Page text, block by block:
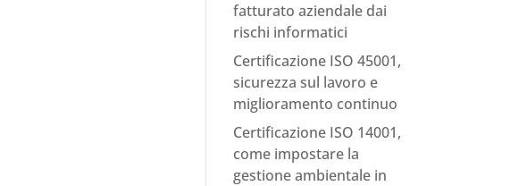
fatturato aziendale dai
rischi informatici
Certificazione ISO 45001,
sicurezza sul lavoro e
miglioramento continuo
Certificazione ISO 14001,
come impostare la
gestione ambientale in